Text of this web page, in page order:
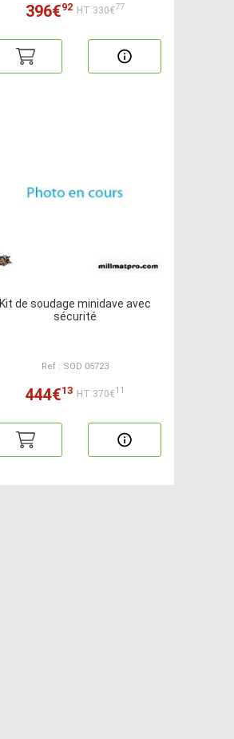
396€92 HT:330€77
Kit de soudage minidave avec
sécurité
Ref : SOD 05723
444€13 HT:370€11